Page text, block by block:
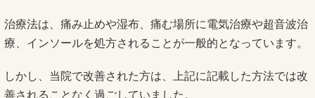
治療法は、痛み止めや湿布、痛む場所に電気治療や超音波治
療、インソールを処方されることが一般的となっています。
しかし、当院で改善された方は、上記に記載した方法では改
善されることなく過ごしていました。